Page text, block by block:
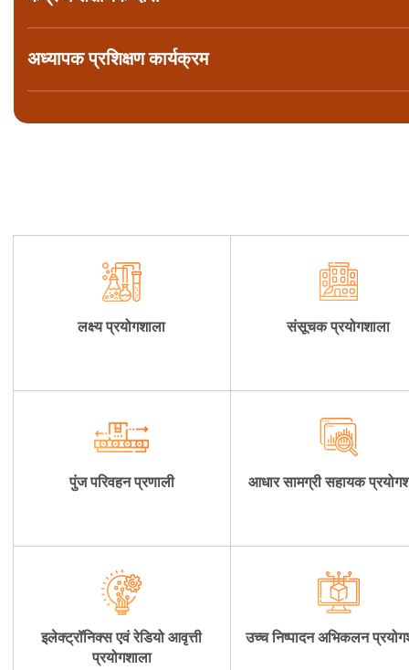
अध्यापक प्रशिक्षण कार्यक्रम
लक्ष्य प्रयोगशाला संसूचक प्रयोगशाला
पुंज परिवहन प्रणाली आधार सामग्री सहायक
इलेक्ट्रॉनिक्स एवं रेडियो आवृत्ती
प्रयोगशाला
उच्च निष्पादन अभिकलन